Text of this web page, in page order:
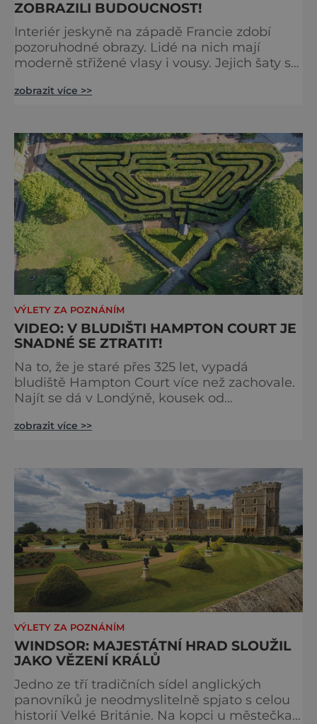
ZOBRAZILI BUDOUCNOST!
Interiér jeskyně na západě Francie zdobí
pozoruhodné obrazy. Lidé na nich mají
moderně střižené vlasy i vousy. Jejich šaty se
ale staré tisíce let. Jak je to možné?
století. Skrývala překvapivý objev. Foto:
pinterest.
zobrazit více >>
VÝLETY ZA POZNÁNÍM
VIDEO: V BLUDIŠTI HAMPTON COURT JE
SNADNÉ SE ZTRATIT!
Na to, že je staré přes 325 let, vypadá
bludiště Hampton Court více než zachovale.
Najít se dá v Londýně, kousek od
země ho mezi lety 1689 a 1695 vydupou
Oranžského (1650–1702). Zabírá plochu 1300
m² a skrývá se v něm 800 metrů cest.
Původně se v živý plot promění saze
zobrazit více >>
VÝLETY ZA POZNÁNÍM
WINDSOR: MAJESTÁTNÍ HRAD SLOUŽIL
JAKO VĚZENÍ KRÁLŮ
Jedno ze tří tradičních sídel anglických
panovníků je neodmyslitelně spjato s celou
historií Velké Británie. Na kopci u městečka